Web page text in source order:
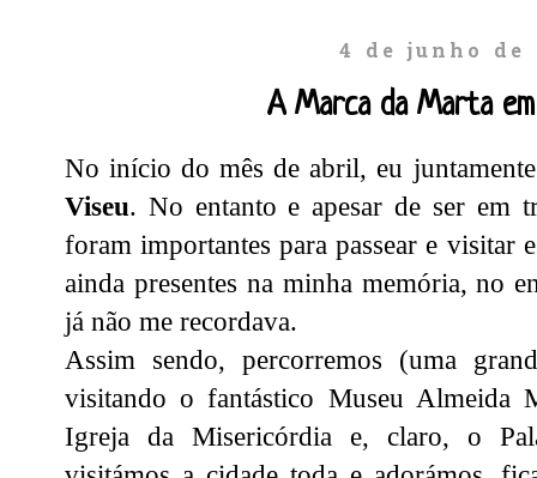
4 de junho de
A Marca da Marta
No início do mês de abril, eu
Viseu. No entanto e apesar de ser em
foram importantes para passear e visitar
ainda presentes na minha memória, no
já não me recordava.
Assim sendo, percorremos (uma
visitando o fantástico Museu Almeida
Igreja da Misericórdia e, claro, o